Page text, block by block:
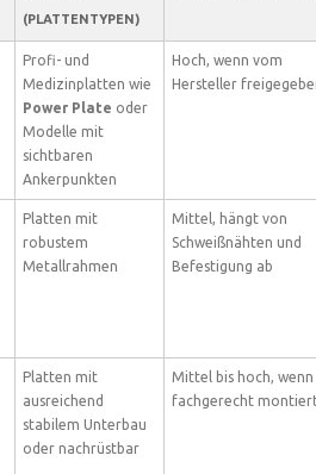
(PLATTENTYPEN)
Profi- und
Medizinplatten wie
Power Plate oder
Modelle mit
sichtbaren
Ankerpunkten
Hoch, wenn vom
Hersteller
Platten mit
robustem
Metallrahmen
Mittel, hängt von
Schweißnähten und
Befestigung ab
Platten mit
ausreichend
stabilem Unterbau
oder nachrüstbar
Mittel bis hoch, wenn
fachgerecht